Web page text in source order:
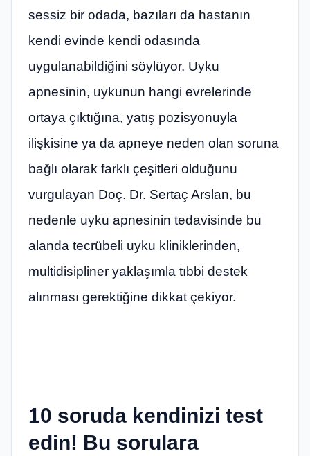
sessiz bir odada, bazıları da hastanın
kendi evinde kendi odasında
uygulanabildiğini söylüyor. Uyku
apnesinin, uykunun hangi evrelerinde
ortaya çıktığına, yatış pozisyonuyla
ilişkisine ya da apneye neden olan soruna
bağlı olarak farklı çeşitleri olduğunu
vurgulayan Doç. Dr. Sertaç Arslan, bu
nedenle uyku apnesinin tedavisinde bu
alanda tecrübeli uyku kliniklerinden,
multidisipliner yaklaşımla tıbbi destek
alınması gerektiğine dikkat çekiyor.
10 soruda kendinizi test
edin! Bu sorulara